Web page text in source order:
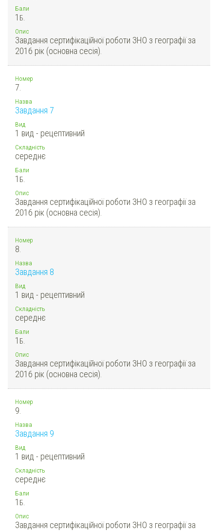
Бали
1 Б.
Опис
Завдання сертифікаційної роботи ЗНО з географії за
2016 рік (основна сесія).
Номер
7.
Назва
Завдання 7
Вид
1 вид - рецептивний
Складність
середнє
Бали
1 Б.
Опис
Завдання сертифікаційної роботи ЗНО з географії за
2016 рік (основна сесія).
Номер
8.
Назва
Завдання 8
Вид
1 вид - рецептивний
Складність
середнє
Бали
1 Б.
Опис
Завдання сертифікаційної роботи ЗНО з географії за
2016 рік (основна сесія).
Номер
9.
Назва
Завдання 9
Вид
1 вид - рецептивний
Складність
середнє
Бали
1 Б.
Опис
Завдання сертифікаційної роботи ЗНО з географії за